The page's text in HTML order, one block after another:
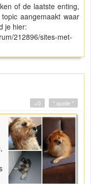
of de laatste enting,
aangemaakt waar
je hier:
212896/sites-met-
" quote "
+0